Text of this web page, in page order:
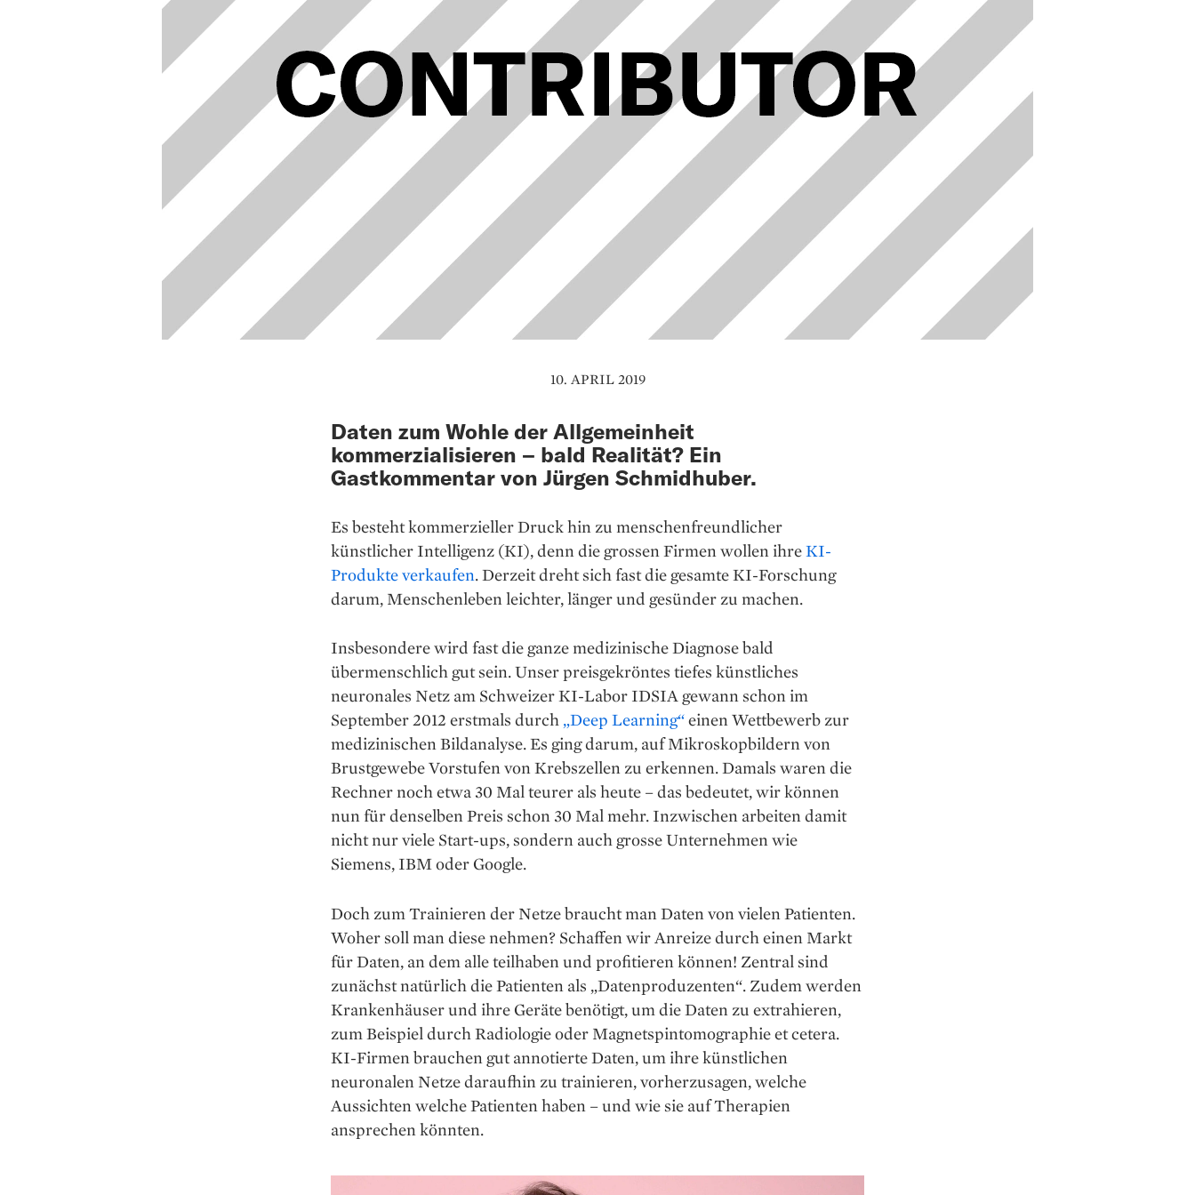
10. APRIL 2019
Daten zum Wohle der Allgemeinheit
kommerzialisieren – bald Realität? Ein
Gastkommentar von Jürgen Schmidhuber.
Es besteht kommerzieller Druck hin zu menschenfreundlicher
künstlicher Intelligenz (KI), denn die grossen Firmen wollen ihreKI-
Produkte verkaufen. Derzeit dreht sich fast die gesamte KI-Forschung
darum, Menschenleben leichter, länger und gesünder zu machen.
Insbesondere wird fast die ganze medi­zinische Diagnose bald
übermenschlich gut sein. Unser preisgekröntes tiefes künstliches
neuronales Netz am Schweizer KI-Labor IDSIA gewann schon im
September 2012 erstmals durch „Deep Learning“einen Wettbewerb zur
medizinischen Bildanalyse. Es ging darum, auf Mikroskop­bildern von
Brustgewebe Vorstufen von Krebszellen zu erkennen. Damals waren die
Rechner noch etwa 30 Mal teurer als heute – das bedeutet, wir können
nun für denselben Preis schon 30 Mal mehr. Inzwischen arbeiten damit
nicht nur viele Start-ups, sondern auch grosse Unternehmen wie
Siemens, IBM oder Google.
Doch zum Trainieren der Netze braucht man Daten von vielen Patienten.
Woher soll man diese nehmen? Schaffen wir Anreize durch einen Markt
für Daten, an dem alle teilhaben und profitieren können! Zentral sind
zunächst natürlich die Patienten als „Datenproduzenten“. Zudem werden
Krankenhäuser und ihre Geräte benötigt, um die Daten zu extrahieren,
zum Beispiel durch Radiologie oder Magnetspintomographie et cetera.
KI-Firmen brauchen gut annotierte Daten, um ihre künstlichen
neuronalen Netze daraufhin zu trainieren, vorherzusagen, welche
Aussichten welche Patienten haben – und wie sie auf Therapien
ansprechen könnten.